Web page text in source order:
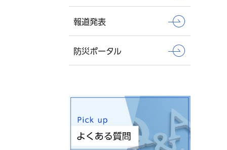
報道発表
防災ポータル